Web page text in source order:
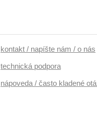
kontakt / napíšte nám / o nás
technická podpora
nápoveda / často kladené